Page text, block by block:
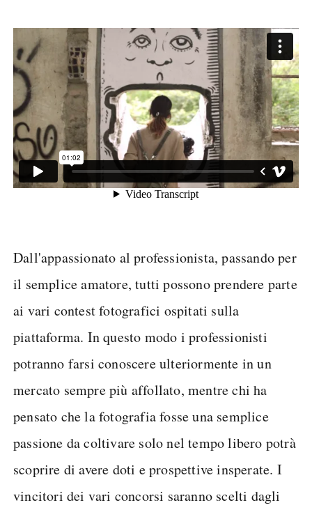
Dall'appassionato al professionista, passando per
il semplice amatore, tutti possono prendere parte
ai vari contest fotografici ospitati sulla
piattaforma. In questo modo i professionisti
potranno farsi conoscere ulteriormente in un
mercato sempre più affollato, mentre chi ha
pensato che la fotografia fosse una semplice
passione da coltivare solo nel tempo libero potrà
scoprire di avere doti e prospettive insperate. I
vincitori dei vari concorsi saranno scelti dagli